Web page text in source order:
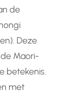
de
Deze
Maori-
betekenis.
met